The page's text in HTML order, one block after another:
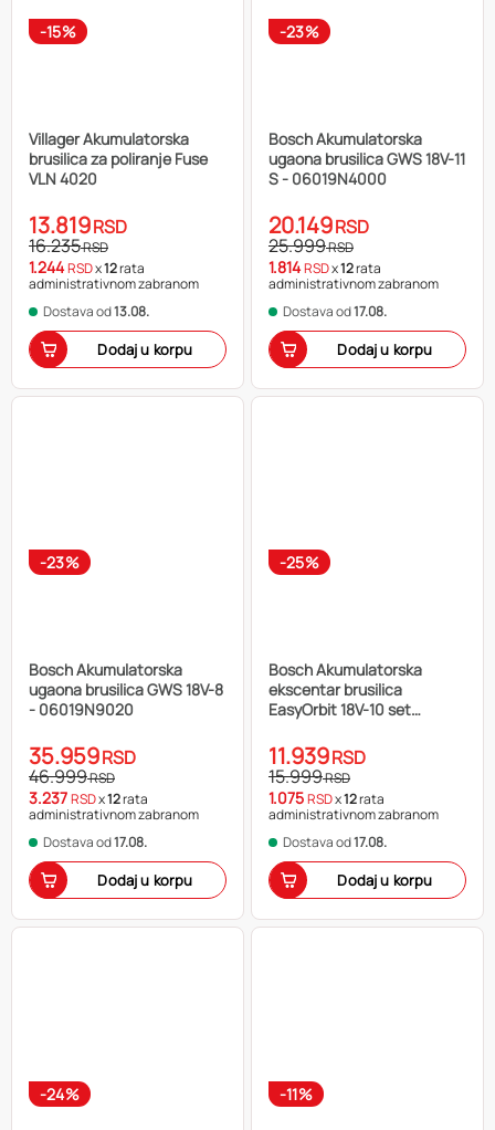
-15%
Villager Akumulatorska
brusilica za poliranje Fuse
VLN 4020
13.819RSD
16.235RSD
1.244RSDx12rata
administrativnom zabranom
Dostava od13.08.
Dodaj u korpu
-23%
Bosch Akumulatorska
ugaona brusilica GWS 18V-11
S - 06019N4000
20.149RSD
25.999RSD
1.814RSDx12rata
administrativnom zabranom
Dostava od17.08.
Dodaj u korpu
-23%
Bosch Akumulatorska
ugaona brusilica GWS 18V-8
- 06019N9020
35.959RSD
46.999RSD
3.237RSDx12rata
administrativnom zabranom
Dostava od17.08.
Dodaj u korpu
-25%
Bosch Akumulatorska
ekscentar brusilica
EasyOrbit 18V-10 set
11.939RSD
15.999RSD
1.075RSDx12rata
administrativnom zabranom
Dostava od17.08.
Dodaj u korpu
-24% -11%